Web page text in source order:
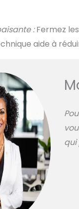
:Fermez
aide à
qui